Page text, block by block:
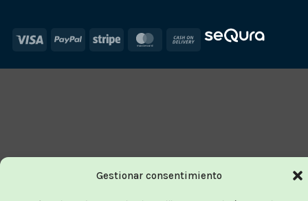
Gestionar consentimiento
Visa PayPal Stripe MasterCard
Cash